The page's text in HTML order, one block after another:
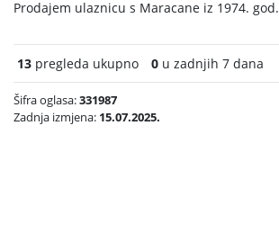
Prodajem ulaznicu s Maracane iz 1974. god.
13 pregleda ukupno 0 u zadnjih 7 dana
Šifra oglasa:331987
Zadnja izmjena: 15.07.2025.